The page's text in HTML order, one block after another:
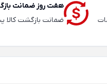
هفت روز ضمانت
ضمانت بازگشت کالا پس